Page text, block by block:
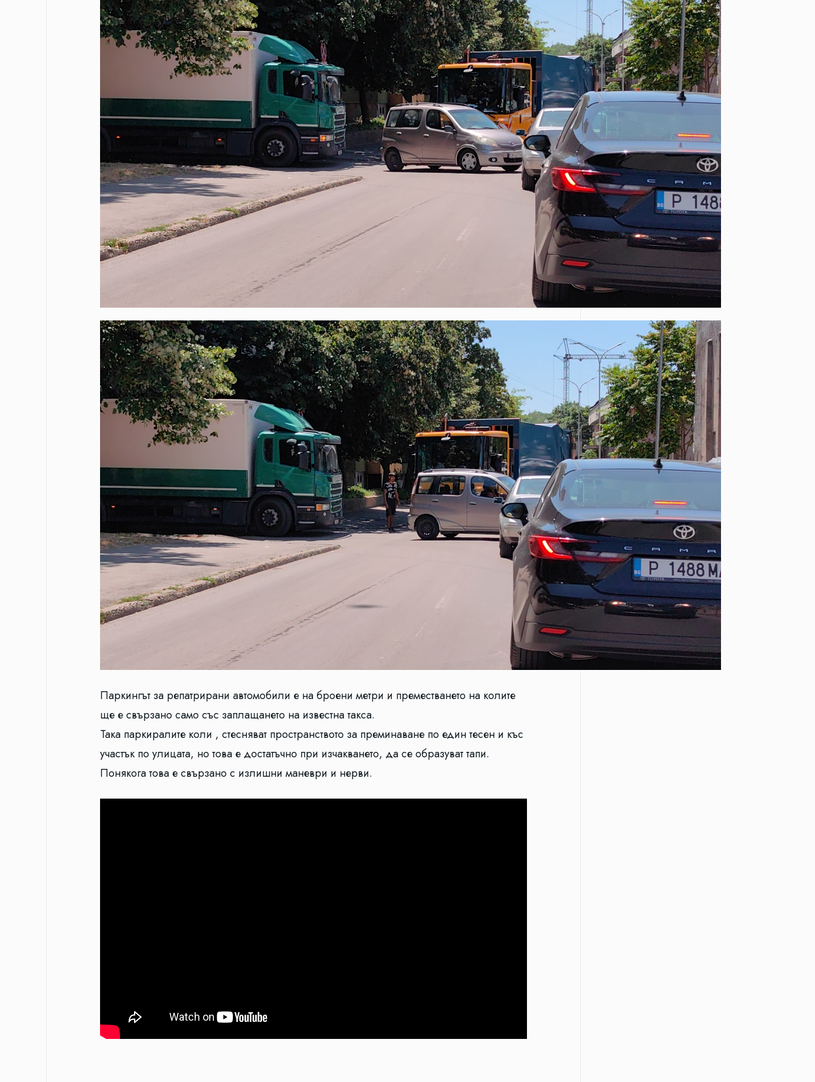
Паркингът за репатрирани автомобили е на броени метри и преместването на колите
ще е свързано само със заплащането на известна такса.
Така паркиралите коли , стесняват пространството за преминаване по един тесен и къс
участък по улицата, но това е достатъчно при изчакването, да се образуват тапи.
Понякога това е свързано с излишни маневри и нерви.